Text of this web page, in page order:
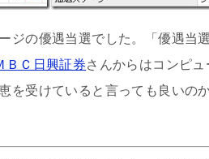
ジの優遇当選でした。「優遇当
ＢＣ日興証券さんからはコンピ
を受けていると言っても良いの